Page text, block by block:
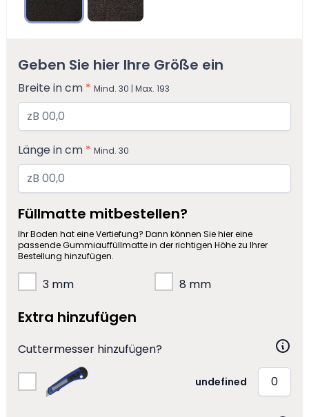
Geben Sie hier Ihre Größe ein
Breite in cm * Mind. 30 | Max. 193
Länge in cm * Mind. 30
Füllmatte mitbestellen?
Ihr Boden hat eine Vertiefung? Dann können Sie hier eine
passende Gummiauffüllmatte in der richtigen Höhe zu Ihrer
Bestellung hinzufügen.
3 mm 8 mm
Extra hinzufügen
Cuttermesser hinzufügen?
undefined